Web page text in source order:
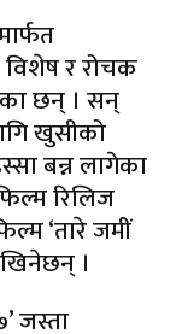
र रोचक
छन् । सन्
खुसीको
बन्न लागेका
रिलिज
‘तारे जमीं
।
जस्ता